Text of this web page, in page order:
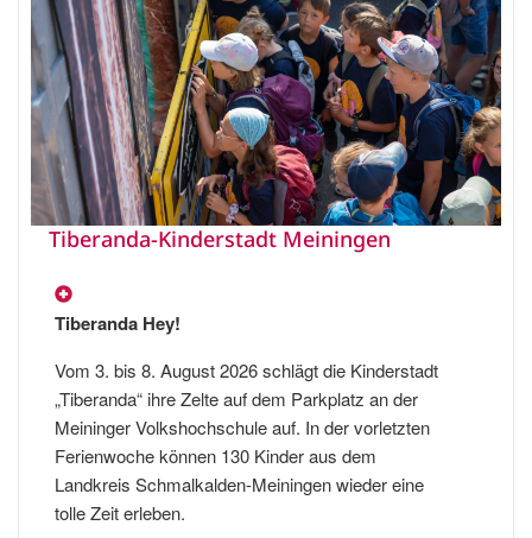
Tiberanda-Kinderstadt Meiningen
Tiberanda Hey!
Vom 3. bis 8. August 2026 schlägt die Kinderstadt
„Tiberanda“ ihre Zelte auf dem Parkplatz an der
Meininger Volkshochschule auf. In der vorletzten
Ferienwoche können 130 Kinder aus dem
Landkreis Schmalkalden-Meiningen wieder eine
tolle Zeit erleben.